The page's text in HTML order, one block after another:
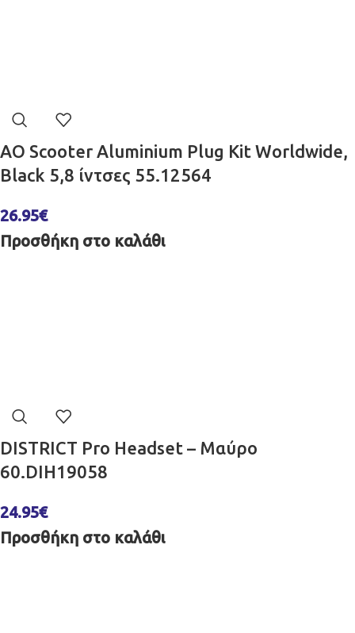
AO Scooter Aluminium Plug Kit Worldwide,
Βlack 5,8 ίντσες 55.12564
26.95€
Προσθήκη στο καλάθι
DISTRICT Pro Headset – Μαύρο
60.DIH19058
24.95€
Προσθήκη στο καλάθι